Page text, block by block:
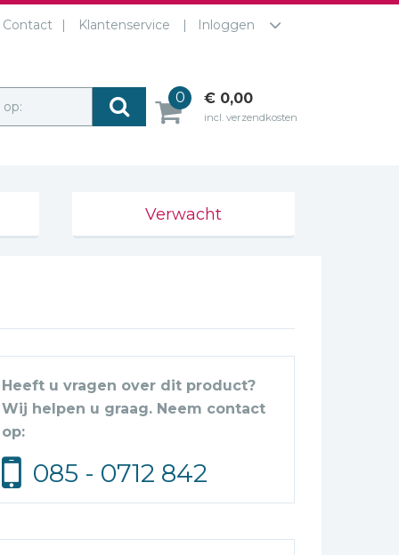
Contact Klantenservice Inloggen
op:
0 € 0,00
incl. verzendkosten
Verwacht
Heeft u vragen over dit product?
Wij helpen u graag. Neem contact
op:
085 - 0712 842